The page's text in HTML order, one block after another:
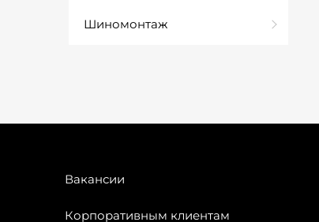
Шиномонтаж
Вакансии
Корпоративным клиентам